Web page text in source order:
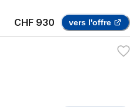
CHF 930 vers l'offre